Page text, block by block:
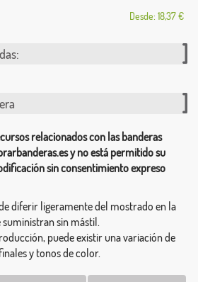
Desde: 18,37 €
relacionados con las banderas
y no está permitido su
sin consentimiento expreso
diferir ligeramente del mostrado en la
suministran sin mástil.
puede existir una variación de
y tonos de color.